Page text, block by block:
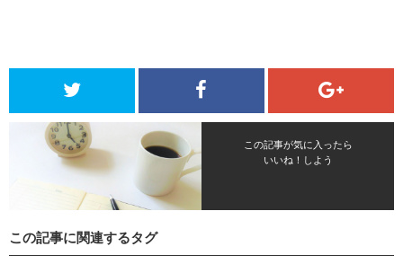
この記事が気に入ったら
いいね！しよう
この記事に関連するタグ